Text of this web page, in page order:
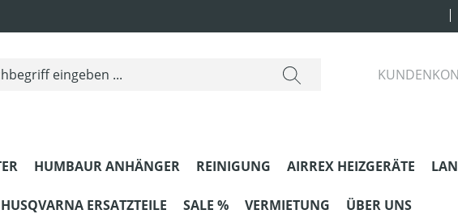
HUMBAUR ANHÄNGER REINIGUNG AIRREX HEIZGERÄTE
HUSQVARNA ERSATZTEILE SALE % VERMIETUNG ÜBER UNS